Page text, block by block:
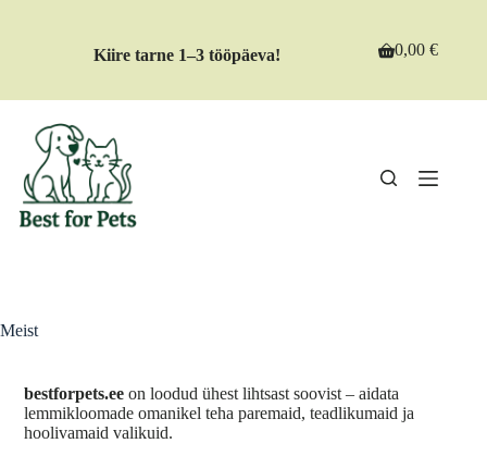
Kiire tarne 1–3 tööpäeva! 0,00€
Meist
bestforpets.ee on loodud ühest lihtsast soovist – aidata
lemmikloomade omanikel teha paremaid, teadlikumaid ja
hoolivamaid valikuid.